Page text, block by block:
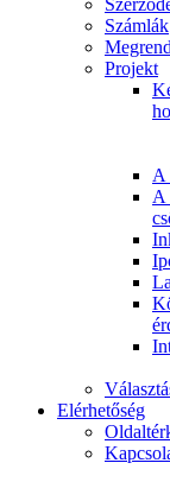
Számlák
Projekt
A
A
Elérhetőség